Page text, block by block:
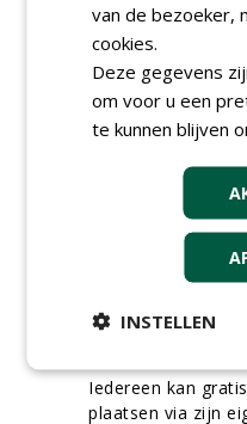
30-07-
meer
Iedereen kan
plaatsen via zijn
van de bezoeker,
cookies.
Deze gegevens
om voor u een
te kunnen blijven
INSTELLEN